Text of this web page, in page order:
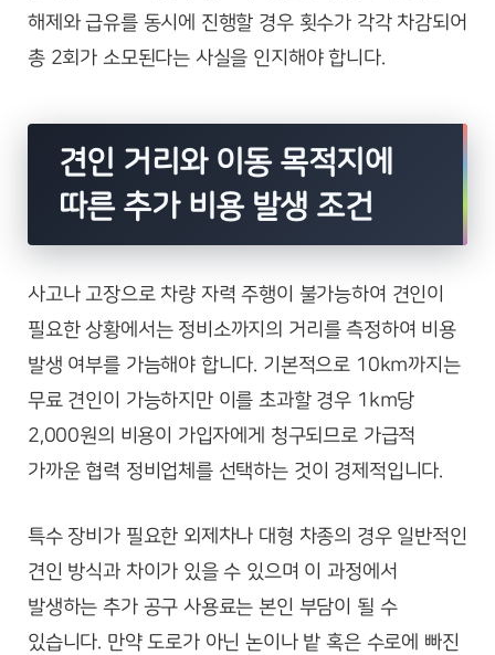
해제와 급유를 동시에 진행할 경우 횟수가 각각 차감되어
총 2회가 소모된다는 사실을 인지해야 합니다.
견인 거리와 이동 목적지에
따른 추가 비용 발생 조건
사고나 고장으로 차량 자력 주행이 불가능하여 견인이
필요한 상황에서는 정비소까지의 거리를 측정하여 비용
발생 여부를 가늠해야 합니다. 기본적으로 10km까지는
무료 견인이 가능하지만 이를 초과할 경우 1km당
2,000원의 비용이 가입자에게 청구되므로 가급적
가까운 협력 정비업체를 선택하는 것이 경제적입니다.
특수 장비가 필요한 외제차나 대형 차종의 경우 일반적인
견인 방식과 차이가 있을 수 있으며 이 과정에서
발생하는 추가 공구 사용료는 본인 부담이 될 수
있습니다. 만약 도로가 아닌 논이나 밭 혹은 수로에 빠진